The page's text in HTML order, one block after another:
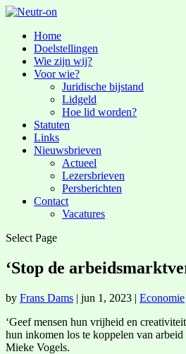
Home
Doelstellingen
Wie zijn wij?
Voor wie?
Juridische bijstand
Lidgeld
Hoe lid worden?
Statuten
Links
Nieuwsbrieven
Actueel
Lezersbrieven
Persberichten
Contact
Vacatures
Select Page
‘Stop de
by Frans Dams | jun 1, 2023 | Economie
‘Geef mensen hun vrijheid en
hun inkomen los te koppelen van
Mieke Vogels.